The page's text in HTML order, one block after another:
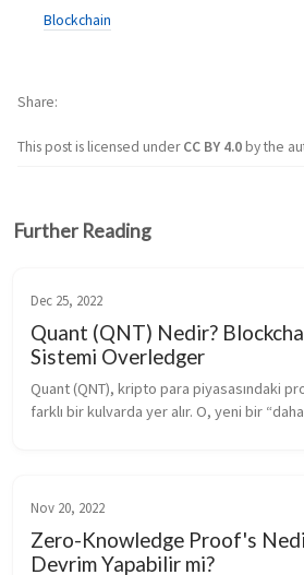
Blockchain
This post is licensed underCC BY 4.0by the
Share
Further Reading
Dec 25, 2022
Quant (QNT) Nedir?
Sistemi Overledger
Quant (QNT), kripto para piyasasındaki
farklı bir kulvarda yer alır. O, yeni bir
Nov 20, 2022
Zero-Knowledge Proof's
Devrim Yapabilir mi?